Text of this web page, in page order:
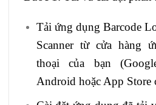
Tải ứng dụng Barcode
Scanner từ cửa hàng
thoại của bạn
Android hoặc App Store